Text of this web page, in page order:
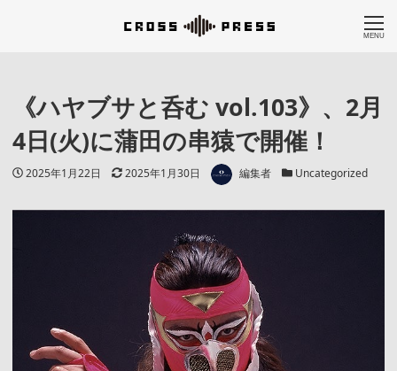
MENU
《ハヤブサと呑む vol.103》、2月
4日(火)に蒲田の串猿で開催！
投稿日
2025年1月22日 更新日
2025年1月30日 著者 編集者 カテゴリー
Uncategorized